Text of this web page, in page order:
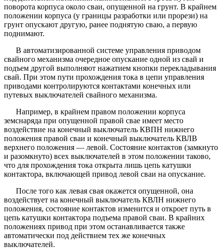
поворота корпуса около сваи, опущенной на грунт. В крайнем
положении корпуса (у границы разработки или прорези) на
грунт опускают другую, ранее поднятую сваю, а первую
поднимают.
В автоматизированной системе управления приводом
свайного механизма очередное опускание одной из свай и
подъем другой выполняют нажатием кнопки перекладывания
свай. При этом пути прохождения тока в цепи управления
приводами контролируются контактами конечных или
путевых выключателей свайного механизма.
Например, в крайнем правом положении корпуса
земснаряда при опущенной правой свае имеет место
воздействие на конечный выключатель КВПН нижнего
положения правой сваи и конечный выключатель КВЛВ
верхнего положения — левой. Состояние контактов (замкнуто
и разомкнуто) всех выключателей в этом положении таково,
что для прохождения тока открыта лишь цепь катушки
контактора, включающей привод левой сваи на опускание.
После того как левая свая окажется опущенной, она
воздействует на конечный выключатель КВЛН нижнего
положения, состояние контактов изменится и откроет путь в
цепь катушки контактора подъема правой сваи. В крайних
положениях привод при этом останавливается также
автоматически под действием тех же конечных
выключателей.